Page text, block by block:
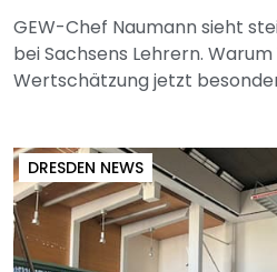
GEW-Chef Naumann sieht
bei Sachsens Lehrern.
Wertschätzung jetzt
DRESDEN NEWS